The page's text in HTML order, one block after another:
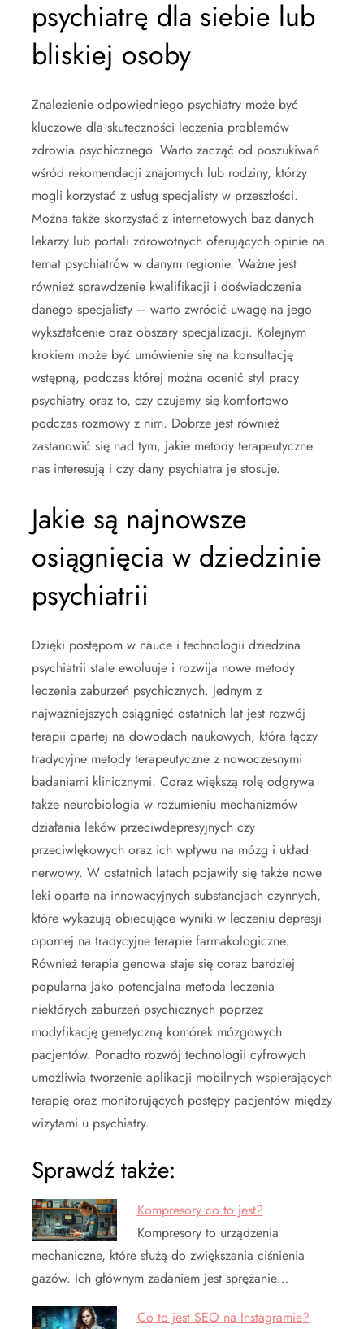
psychiatrę dla siebie lub
bliskiej osoby
Znalezienie odpowiedniego psychiatry może być
kluczowe dla skuteczności leczenia problemów
zdrowia psychicznego. Warto zacząć od poszukiwań
wśród rekomendacji znajomych lub rodziny, którzy
mogli korzystać z usług specjalisty w przeszłości.
Można także skorzystać z internetowych baz danych
lekarzy lub portali zdrowotnych oferujących opinie na
temat psychiatrów w danym regionie. Ważne jest
również sprawdzenie kwalifikacji i doświadczenia
danego specjalisty – warto zwrócić uwagę na jego
wykształcenie oraz obszary specjalizacji. Kolejnym
krokiem może być umówienie się na konsultację
wstępną, podczas której można ocenić styl pracy
psychiatry oraz to, czy czujemy się komfortowo
podczas rozmowy z nim. Dobrze jest również
zastanowić się nad tym, jakie metody terapeutyczne
nas interesują i czy dany psychiatra je stosuje.
Jakie są najnowsze
osiągnięcia w dziedzinie
psychiatrii
Dzięki postępom w nauce i technologii dziedzina
psychiatrii stale ewoluuje i rozwija nowe metody
leczenia zaburzeń psychicznych. Jednym z
najważniejszych osiągnięć ostatnich lat jest rozwój
terapii opartej na dowodach naukowych, która łączy
tradycyjne metody terapeutyczne z nowoczesnymi
badaniami klinicznymi. Coraz większą rolę odgrywa
także neurobiologia w rozumieniu mechanizmów
działania leków przeciwdepresyjnych czy
przeciwlękowych oraz ich wpływu na mózg i układ
nerwowy. W ostatnich latach pojawiły się także nowe
leki oparte na innowacyjnych substancjach czynnych,
które wykazują obiecujące wyniki w leczeniu depresji
opornej na tradycyjne terapie farmakologiczne.
Również terapia genowa staje się coraz bardziej
popularna jako potencjalna metoda leczenia
niektórych zaburzeń psychicznych poprzez
modyfikację genetyczną komórek mózgowych
pacjentów. Ponadto rozwój technologii cyfrowych
umożliwia tworzenie aplikacji mobilnych wspierających
terapię oraz monitorujących postępy pacjentów między
wizytami u psychiatry.
Sprawdź także:
Kompresory co to jest?
Kompresory to urządzenia
mechaniczne, które służą do zwiększania ciśnienia
gazów. Ich głównym zadaniem jest sprężanie…
Co to jest SEO na Instagramie?